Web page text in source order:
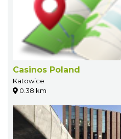
Casinos Poland
Katowice
0.38 km